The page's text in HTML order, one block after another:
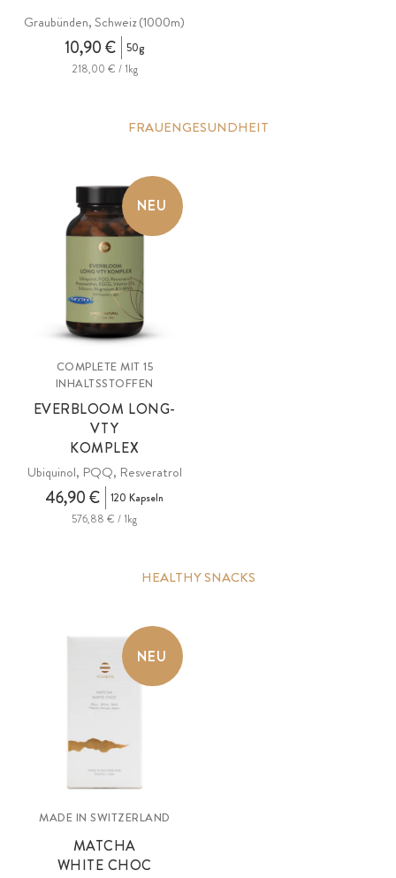
Graubünden, Schweiz (1000m)
10,90 €
50g
218,00 € / 1kg
FRAUENGESUNDHEIT
NEU
COMPLETE MIT 15
INHALTSSTOFFEN
EVERBLOOM LONG-
VTY
KOMPLEX
Ubiquinol, PQQ, Resveratrol
46,90 €
120 Kapseln
576,88 € / 1kg
HEALTHY SNACKS
NEU
MADE IN SWITZERLAND
MATCHA
WHITE CHOC